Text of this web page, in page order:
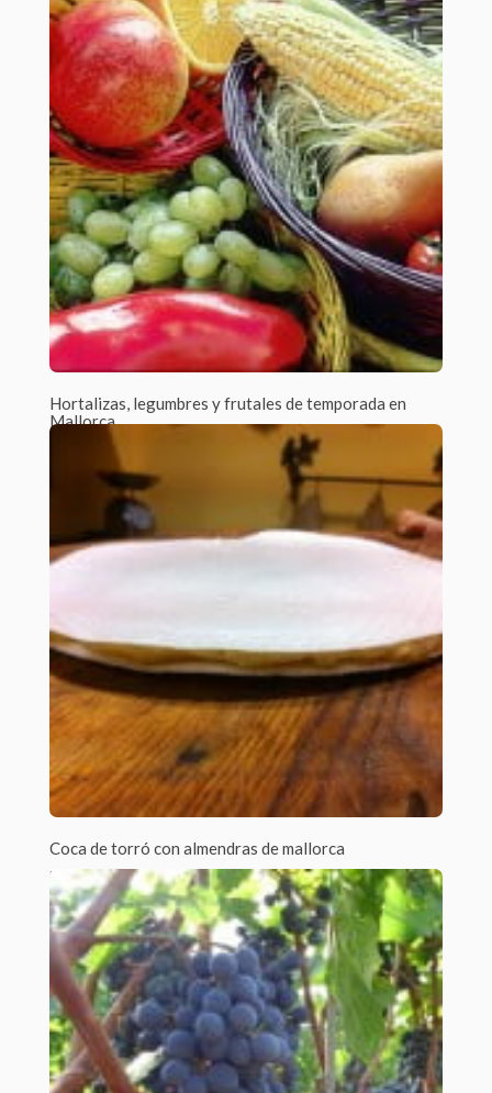
Hortalizas, legumbres y frutales de temporada en
Mallorca
Por Javier Tejera /
En el último medio siglo hemos sufrido una transformación
brutal en nuestros hábitos de...
Coca de torró con almendras de mallorca
Por Margarita /0 Comments
El almendro es un árbol típicamente mediterráneo del que se
recolecta el fruto a...